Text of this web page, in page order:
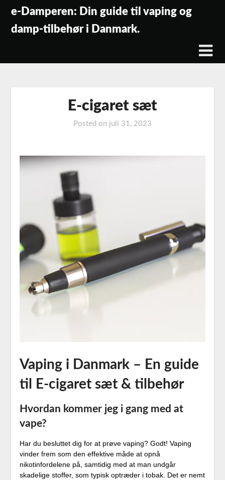
content
e-Damperen: Din guide til vaping og
damp-tilbehør i Danmark.
E-cigaret sæt
Posted on juli 31, 2023
Vaping i Danmark – En guide
til E-cigaret sæt & tilbehør
Hvordan kommer jeg i gang med at
vape?
Har du besluttet dig for at prøve vaping? Godt! Vaping
vinder frem som den effektive måde at opnå
nikotinfordelene på, samtidig med at man undgår
skadelige stoffer, som typisk optræder i tobak. Det er nemt